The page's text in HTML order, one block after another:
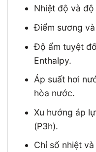
Nhiệt độ và
Điểm sương
Độ ẩm tuyệt
Enthalpy.
Áp suất hơi
hòa nước.
Xu hướng áp
(P3h).
Chỉ số nhiệt